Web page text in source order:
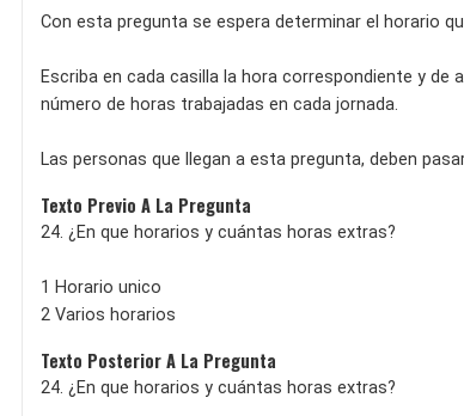
Con esta pregunta se espera determinar el horario
Escriba en cada casilla la hora correspondiente y de
número de horas trabajadas en cada jornada.
Las personas que llegan a esta pregunta, deben
Texto Previo A La Pregunta
24. ¿En que horarios y cuántas horas extras?
1 Horario unico
2 Varios horarios
Texto Posterior A La Pregunta
24. ¿En que horarios y cuántas horas extras?